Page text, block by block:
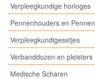
Verpleegkundige horloges
Pennenhouders en Pennen
Verpleegkundigesetjes
Verbanddozen en pleisters
Medische Scharen